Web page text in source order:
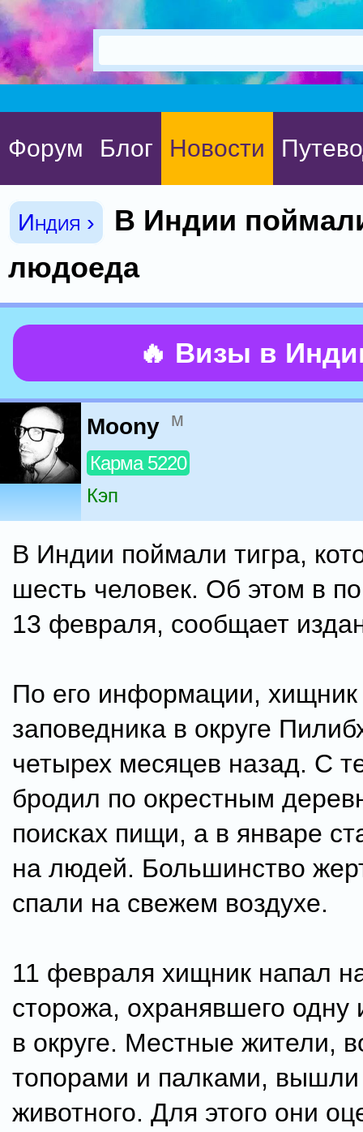
Форум Блог Новости
Индия ›
В Индии
людоеда
🔥 Визы в
Moony м
Карма 5220
Кэп
В Индии поймали тигра,
шесть человек. Об этом в
13 февраля, сообщает
По его информации, хищник
заповедника в округе
четырех месяцев назад. С
бродил по окрестным
поисках пищи, а в январе
на людей. Большинство
спали на свежем воздухе.
11 февраля хищник напал
сторожа, охранявшего одну
в округе. Местные жители,
топорами и палками, вышли
животного. Для этого они